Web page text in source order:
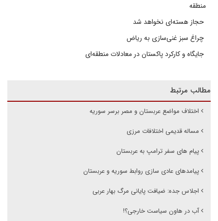
منطقه
حجاز هسته‌ای نخواهد شد
چراغ سبز غنی‌سازی به ریاض
جایگاه و کارکرد پاکستان در معادلات منطقه‌ای
مطالب مرتبط
اختلاف مواضع عربستان و مصر برسر سوریه
مساله قدیمی اختلافات مرزی
پیام های سفر ترامپ به عربستان
پیامدهای عادی سازی روابط سوریه و عربستان
اجلاس جده: ضیافت پایانی مرگ بهار عربی
آب در هاون سیاست خارجی؟!